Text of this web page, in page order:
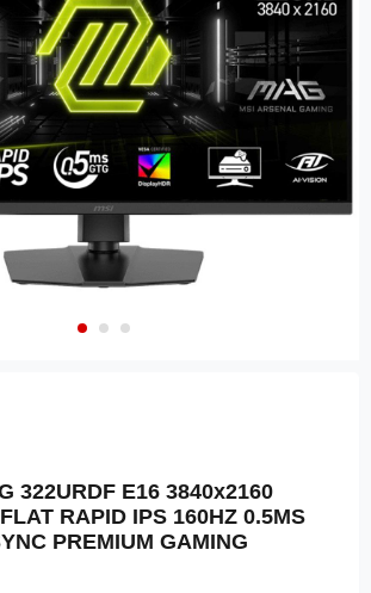
322URDF E16 3840x2160
RAPID IPS 160HZ 0.5MS
PREMIUM GAMING